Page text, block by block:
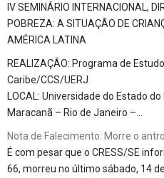
IV SEMINÁRIO INTERNACIONAL,
POBREZA: A SITUAÇÃO DE
AMÉRICA LATINA
REALIZAÇÃO: Programa de
Caribe/CCS/UERJ
LOCAL: Universidade do Estado
Maracanã – Rio de Janeiro –…
Nota de Falecimento: Morre o
É com pesar que o CRESS/SE
66, morreu no último sábado, 14